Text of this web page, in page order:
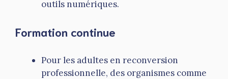
outils numériques.
Formation continue
Pour les adultes en reconversion
professionnelle, des organismes comme